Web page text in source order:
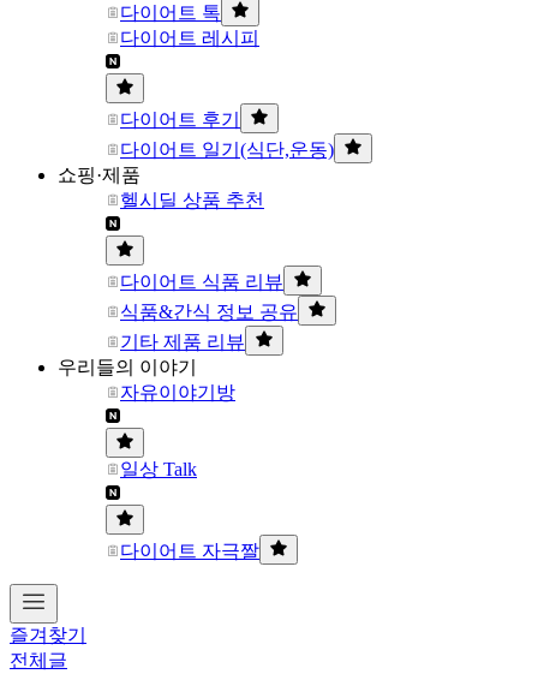
다이어트 톡
다이어트 레시피
다이어트 후기
다이어트 일기(식단,운동)
쇼핑·제품
헬시딜 상품 추천
다이어트 식품 리뷰
식품&간식 정보 공유
기타 제품 리뷰
우리들의 이야기
자유이야기방
일상 Talk
다이어트 자극짤
즐겨찾기
전체글